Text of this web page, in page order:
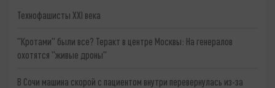
Технофашисты XXI века
"Кротами" были все? Теракт в центре Москвы: На генералов
охотятся "живые дроны"
В Сочи машина скорой с пациентом внутри перевернулась из-за